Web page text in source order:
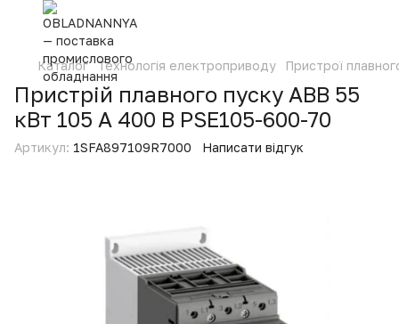
Каталог Технологія електроприводу Пристрої
Пристрій плавного пуску ABB 55
кВт 105 А 400 В PSE105-600-70
Артикул: 1SFA897109R7000 Написати відгук